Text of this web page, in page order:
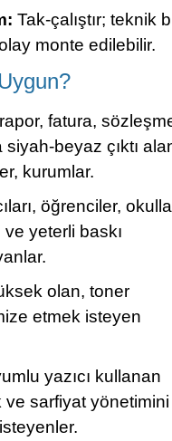
Tak‑çalıştır; teknik
monte edilebilir.
fatura,
çıktı
kurumlar.
öğrenciler,
yeterli baskı
olan, toner
etmek isteyen
yazıcı kullanan
sarfiyat yönetimini